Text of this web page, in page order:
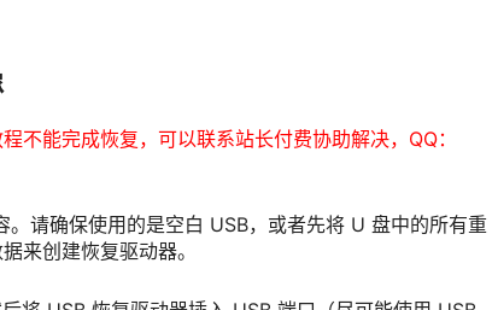
不能完成恢复，可以联系站长付费协助解决，QQ：
请确保使用的是空白 USB，或者先将 U 盘中的所有重
来创建恢复驱动器。